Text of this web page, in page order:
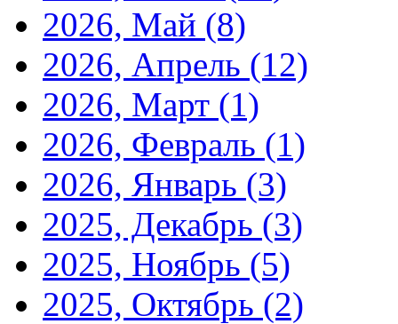
2026, Май (8)
2026, Апрель (12)
2026, Март (1)
2026, Февраль (1)
2026, Январь (3)
2025, Декабрь (3)
2025, Ноябрь (5)
2025, Октябрь (2)